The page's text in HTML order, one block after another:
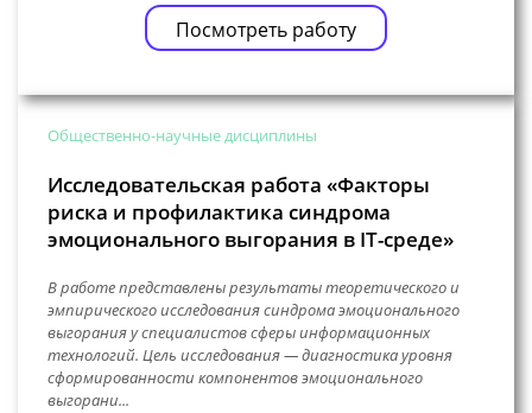
Посмотреть работу
Общественно-научные дисциплины
Исследовательская работа «Факторы
риска и профилактика синдрома
эмоционального выгорания в IT-среде»
В работе представлены результаты теоретического и
эмпирического исследования синдрома эмоционального
выгорания у специалистов сферы информационных
технологий. Цель исследования — диагностика уровня
сформированности компонентов эмоционального
выгорани...